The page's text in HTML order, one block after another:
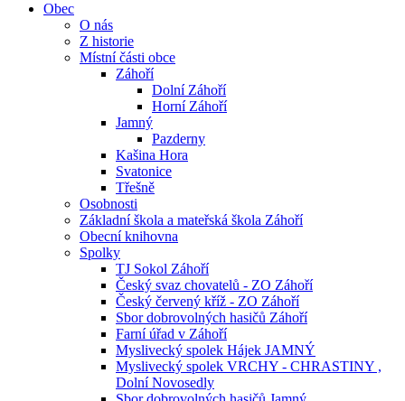
Obec
O nás
Z historie
Místní části obce
Záhoří
Dolní Záhoří
Horní Záhoří
Jamný
Pazderny
Kašina Hora
Svatonice
Třešně
Osobnosti
Základní škola a mateřská škola Záhoří
Obecní knihovna
Spolky
TJ Sokol Záhoří
Český svaz chovatelů - ZO Záhoří
Český červený kříž - ZO Záhoří
Sbor dobrovolných hasičů Záhoří
Farní úřad v Záhoří
Myslivecký spolek Hájek JAMNÝ
Myslivecký spolek VRCHY - CHRASTINY ,
Dolní Novosedly